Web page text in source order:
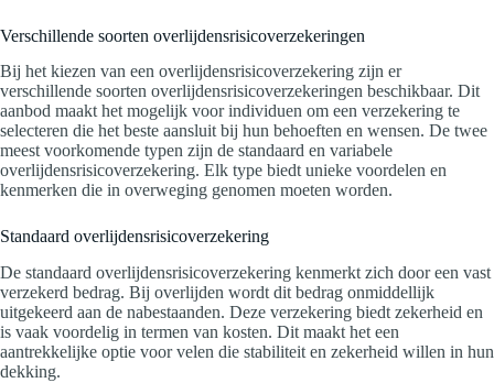
Verschillende soorten overlijdensrisicoverzekeringen
Bij het kiezen van een overlijdensrisicoverzekering zijn er
verschillende soorten overlijdensrisicoverzekeringen beschikbaar. Dit
aanbod maakt het mogelijk voor individuen om een verzekering te
selecteren die het beste aansluit bij hun behoeften en wensen. De twee
meest voorkomende typen zijn de standaard en variabele
overlijdensrisicoverzekering. Elk type biedt unieke voordelen en
kenmerken die in overweging genomen moeten worden.
Standaard overlijdensrisicoverzekering
De standaard overlijdensrisicoverzekering kenmerkt zich door een vast
verzekerd bedrag. Bij overlijden wordt dit bedrag onmiddellijk
uitgekeerd aan de nabestaanden. Deze verzekering biedt zekerheid en
is vaak voordelig in termen van kosten. Dit maakt het een
aantrekkelijke optie voor velen die stabiliteit en zekerheid willen in hun
dekking.